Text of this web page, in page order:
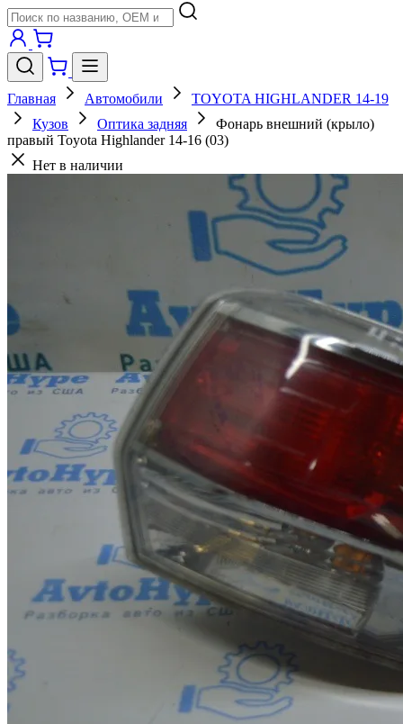
Главная Автомобили
TOYOTA HIGHLANDER 14-19
Кузов
Оптика задняя
Фонарь внешний (крыло)
правый Toyota Highlander 14-16 (03)
Нет в наличии